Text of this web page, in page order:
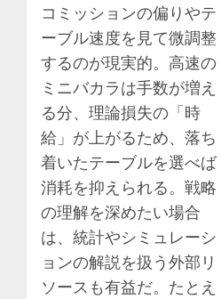
コミッションの偏りやテ
ーブル速度を見て微調整
するのが現実的。高速の
ミニバカラは手数が増え
る分、理論損失の「時
給」が上がるため、落ち
着いたテーブルを選べば
消耗を抑えられる。戦略
の理解を深めたい場合
は、統計やシミュレーシ
ョンの解説を扱う外部リ
ソースも有益だ。たとえ